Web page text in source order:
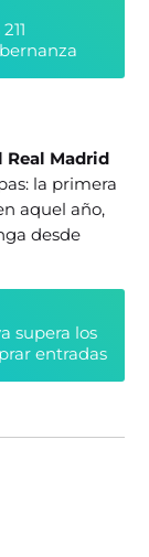
Madrid
la primera
aquel año,
desde
supera los
entradas